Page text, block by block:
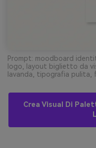
Prompt: moodboard
logo, layout biglietto da
lavanda, tipografia pulita,
Crea Visual Di